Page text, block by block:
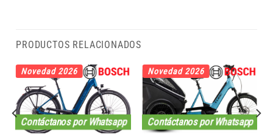
PRODUCTOS RELACIONADOS
Contáctanos por Whatsapp
Novedad 2026
Contáctanos por Whatsapp
Novedad 2026